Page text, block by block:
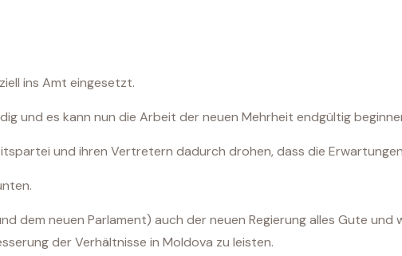
ins Amt eingesetzt.
und es kann nun die Arbeit der neuen Mehrheit endgültig
und ihren Vertretern dadurch drohen, dass die
dem neuen Parlament) auch der neuen Regierung alles Gute und
der Verhältnisse in Moldova zu leisten.